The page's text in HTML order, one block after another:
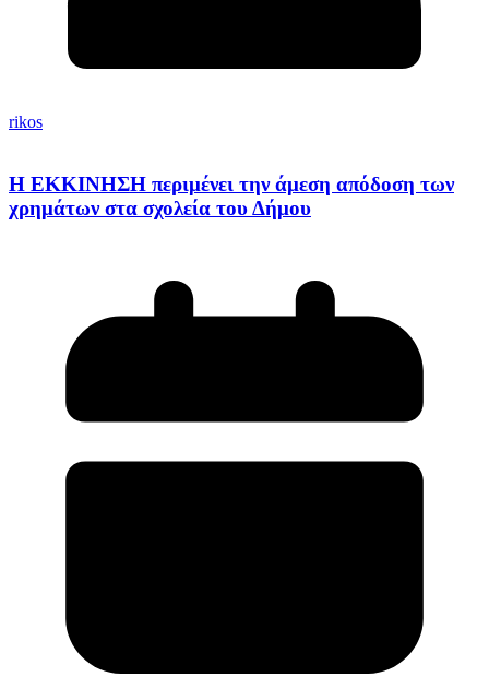
rikos
Η ΕΚΚΙΝΗΣΗ περιμένει την άμεση απόδοση των
χρημάτων στα σχολεία του Δήμου